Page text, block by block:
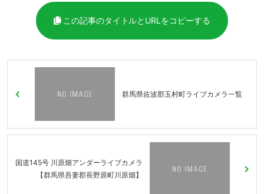
この記事のタイトルとURLをコピーする
群馬県佐波郡玉村町ライブカメラ一覧
国道145号 川原畑アンダーライブカメラ
【群馬県吾妻郡長野原町川原畑】